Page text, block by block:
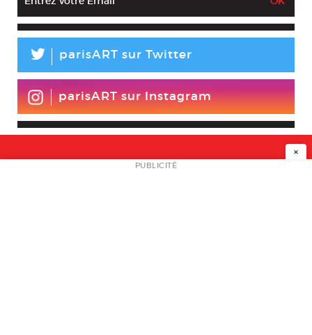
L parisART sur Twitter
parisART sur Instagram
NEWSLETTER
×
PUBLICITÉ